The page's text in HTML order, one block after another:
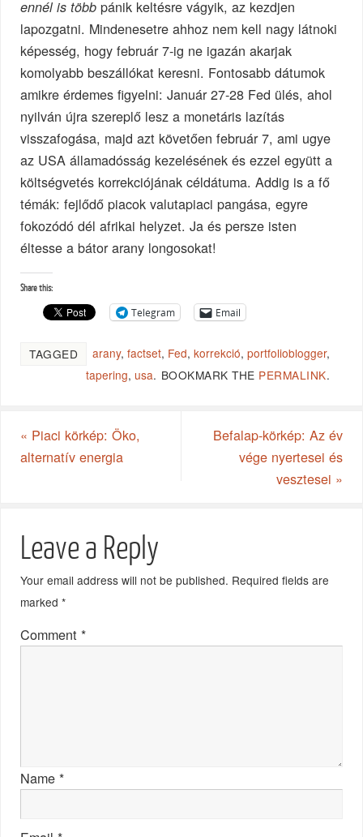
ennél is több pánik keltésre vágyik, az kezdjen
lapozgatni. Mindenesetre ahhoz nem kell nagy látnoki
képesség, hogy február 7-ig ne igazán akarjak
komolyabb beszállókat keresni. Fontosabb dátumok
amikre érdemes figyelni: Január 27-28 Fed ülés, ahol
nyilván újra szereplő lesz a monetáris lazítás
visszafogása, majd azt követően február 7, ami ugye
az USA államadósság kezelésének és ezzel együtt a
költségvetés korrekciójának céldátuma. Addig is a fő
témák: fejlődő piacok valutapiaci pangása, egyre
fokozódó dél afrikai helyzet. Ja és persze isten
éltesse a bátor arany longosokat!
Share this:
Telegram Email
TAGGED arany,factset, Fed,korrekció,portfolioblogger,
tapering, usa. BOOKMARK THE PERMALINK.
« Piaci körkép: Öko,
alternatív energia
Befalap-körkép: Az év
vége nyertesei és
vesztesei »
Leave a Reply
Your email address will not be published. Required fields are
marked*
Comment*
Name*